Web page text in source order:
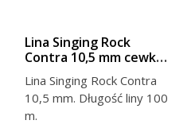
Lina Singing Rock
Contra 10,5 mm cewka
Lina Singing Rock Contra
10,5 mm. Długość liny 100
m.